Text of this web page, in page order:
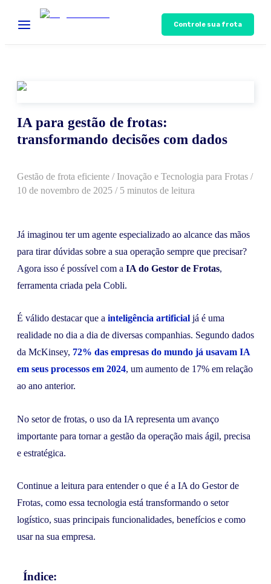
Controle sua frota
IA para gestão de frotas:
transformando decisões com dados
Gestão de frota eficiente / Inovação e Tecnologia para Frotas /
10 de novembro de 2025 / 5 minutos de leitura
Já imaginou ter um agente especializado ao alcance das mãos
para tirar dúvidas sobre a sua operação sempre que precisar?
Agora isso é possível com a IA do Gestor de Frotas,
ferramenta criada pela Cobli.
É válido destacar que a inteligência artificial já é uma
realidade no dia a dia de diversas companhias. Segundo dados
da McKinsey, 72% das empresas do mundo já usavam IA
em seus processos em 2024, um aumento de 17% em relação
ao ano anterior.
No setor de frotas, o uso da IA representa um avanço
importante para tornar a gestão da operação mais ágil, precisa
e estratégica.
Continue a leitura para entender o que é a IA do Gestor de
Frotas, como essa tecnologia está transformando o setor
logístico, suas principais funcionalidades, benefícios e como
usar na sua empresa.
Índice: